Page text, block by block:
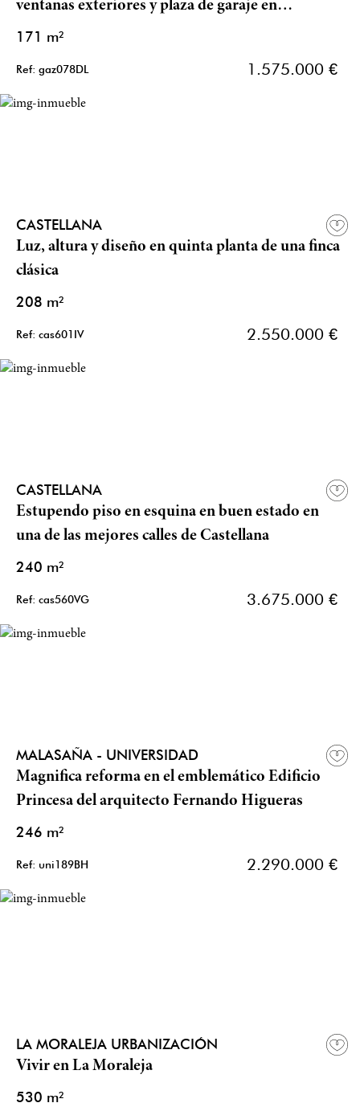
ventanas exteriores y plaza de garaje en
Chamberí
171 m²
Ref: gaz078DL 1.575.000 €
CASTELLANA
Luz, altura y diseño en quinta planta de una finca
clásica
208 m²
Ref: cas601IV 2.550.000 €
CASTELLANA
Estupendo piso en esquina en buen estado en
una de las mejores calles de Castellana
240 m²
Ref: cas560VG 3.675.000 €
MALASAÑA - UNIVERSIDAD
Magnifica reforma en el emblemático Edificio
Princesa del arquitecto Fernando Higueras
246 m²
Ref: uni189BH 2.290.000 €
LA MORALEJA URBANIZACIÓN
Vivir en La Moraleja
530 m²